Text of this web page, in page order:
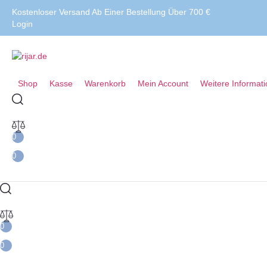
Kostenloser Versand Ab Einer Bestellung Über 700 €
Login
Shop Kasse Warenkorb Mein Account Weitere
0
0
0
0